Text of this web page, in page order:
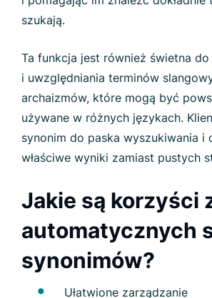
szukają.
Ta funkcja jest również świetna
i uwzględniania terminów
archaizmów, które mogą być
używane w różnych językach.
synonim do paska wyszukiwania i
właściwe wyniki zamiast pustych
Jakie są korzyści
automatycznych
synonimów?
Ułatwione zarządzanie